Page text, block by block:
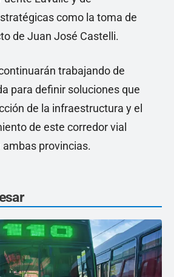
como la toma de
de Juan José Castelli.
trabajando de
para definir soluciones que
de la infraestructura y el
de este corredor vial
provincias.